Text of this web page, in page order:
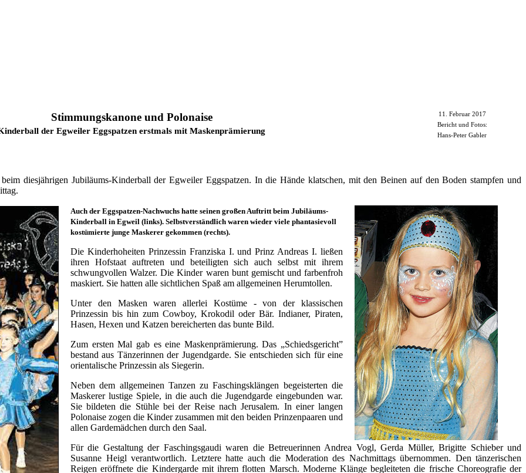
Stimmungskanone und Polonaise
der Egweiler Eggspatzen erstmals mit Maskenprämierung
11. Februar 2017
Bericht und Fotos:
Hans-Peter Gabler
diesjährigen Jubiläums-Kinderball der Egweiler Eggspatzen. In die Hände klatschen, mit den Beinen auf den Boden stampfen und
Auch der Eggspatzen-Nachwuchs hatte seinen großen Auftritt beim Jubiläums-
Kinderball in Egweil (links). Selbstverständlich waren wieder viele phantasievoll
kostümierte junge Maskerer gekommen (rechts).
Die Kinderhoheiten Prinzessin Franziska I. und Prinz Andreas I. ließen
ihren Hofstaat auftreten und beteiligten sich auch selbst mit ihrem
schwungvollen Walzer. Die Kinder waren bunt gemischt und farbenfroh
maskiert. Sie hatten alle sichtlichen Spaß am allgemeinen Herumtollen.
Unter den Masken waren allerlei Kostüme - von der klassischen
Prinzessin bis hin zum Cowboy, Krokodil oder Bär. Indianer, Piraten,
Hasen, Hexen und Katzen bereicherten das bunte Bild.
Zum ersten Mal gab es eine Maskenprämierung. Das „Schiedsgericht”
bestand aus Tänzerinnen der Jugendgarde. Sie entschieden sich für eine
orientalische Prinzessin als Siegerin.
Neben dem allgemeinen Tanzen zu Faschingsklängen begeisterten die
Maskerer lustige Spiele, in die auch die Jugendgarde eingebunden war.
Sie bildeten die Stühle bei der Reise nach Jerusalem. In einer langen
Polonaise zogen die Kinder zusammen mit den beiden Prinzenpaaren und
allen Gardemädchen durch den Saal.
Für die Gestaltung der Faschingsgaudi waren die Betreuerinnen Andrea Vogl, Gerda Müller, Brigitte Schieber und
Susanne Heigl verantwortlich. Letztere hatte auch die Moderation des Nachmittags übernommen. Den tänzerischen
Reigen eröffnete die Kindergarde mit ihrem flotten Marsch. Moderne Klänge begleiteten die frische Choreografie der